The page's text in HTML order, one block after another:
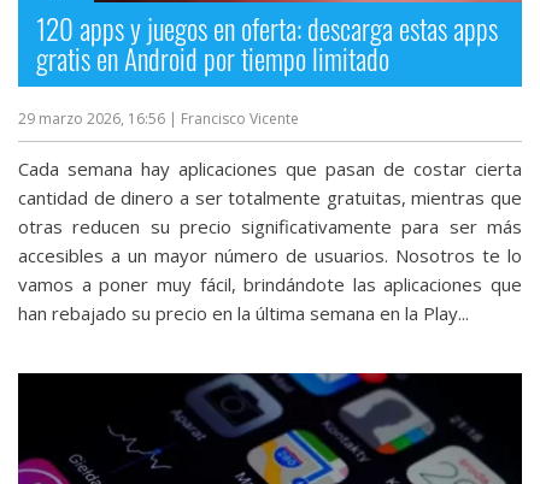
120 apps y juegos en oferta: descarga estas apps
gratis en Android por tiempo limitado
29 marzo 2026, 16:56 | Francisco Vicente
Cada semana hay aplicaciones que pasan de costar cierta
cantidad de dinero a ser totalmente gratuitas, mientras que
otras reducen su precio significativamente para ser más
accesibles a un mayor número de usuarios. Nosotros te lo
vamos a poner muy fácil, brindándote las aplicaciones que
han rebajado su precio en la última semana en la Play...